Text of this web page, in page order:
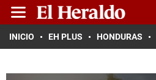
INICIO EH PLUS HONDURAS